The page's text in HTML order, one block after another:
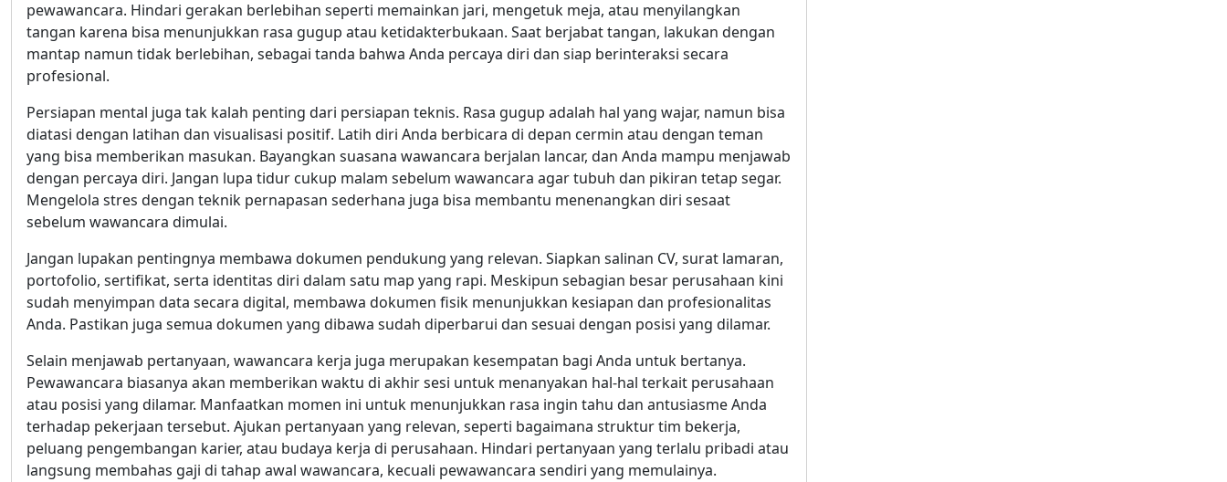
pewawancara. Hindari gerakan berlebihan seperti memainkan jari, mengetuk meja, atau menyilangkan
tangan karena bisa menunjukkan rasa gugup atau ketidakterbukaan. Saat berjabat tangan, lakukan dengan
mantap namun tidak berlebihan, sebagai tanda bahwa Anda percaya diri dan siap berinteraksi secara
profesional.
Persiapan mental juga tak kalah penting dari persiapan teknis. Rasa gugup adalah hal yang wajar, namun bisa
diatasi dengan latihan dan visualisasi positif. Latih diri Anda berbicara di depan cermin atau dengan teman
yang bisa memberikan masukan. Bayangkan suasana wawancara berjalan lancar, dan Anda mampu menjawab
dengan percaya diri. Jangan lupa tidur cukup malam sebelum wawancara agar tubuh dan pikiran tetap segar.
Mengelola stres dengan teknik pernapasan sederhana juga bisa membantu menenangkan diri sesaat
sebelum wawancara dimulai.
Jangan lupakan pentingnya membawa dokumen pendukung yang relevan. Siapkan salinan CV, surat lamaran,
portofolio, sertifikat, serta identitas diri dalam satu map yang rapi. Meskipun sebagian besar perusahaan kini
sudah menyimpan data secara digital, membawa dokumen fisik menunjukkan kesiapan dan profesionalitas
Anda. Pastikan juga semua dokumen yang dibawa sudah diperbarui dan sesuai dengan posisi yang dilamar.
Selain menjawab pertanyaan, wawancara kerja juga merupakan kesempatan bagi Anda untuk bertanya.
Pewawancara biasanya akan memberikan waktu di akhir sesi untuk menanyakan hal-hal terkait perusahaan
atau posisi yang dilamar. Manfaatkan momen ini untuk menunjukkan rasa ingin tahu dan antusiasme Anda
terhadap pekerjaan tersebut. Ajukan pertanyaan yang relevan, seperti bagaimana struktur tim bekerja,
peluang pengembangan karier, atau budaya kerja di perusahaan. Hindari pertanyaan yang terlalu pribadi atau
langsung membahas gaji di tahap awal wawancara, kecuali pewawancara sendiri yang memulainya.